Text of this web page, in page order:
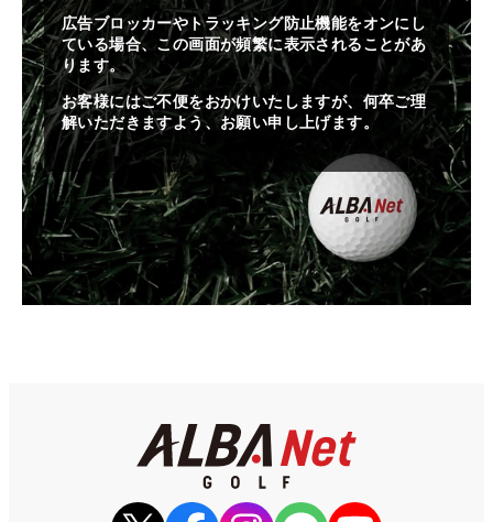
広告ブロッカーやトラッキング防止機能をオンにし
ている場合、この画面が頻繁に表示されることがあ
ります。
お客様にはご不便をおかけいたしますが、何卒ご理
解いただきますよう、お願い申し上げます。